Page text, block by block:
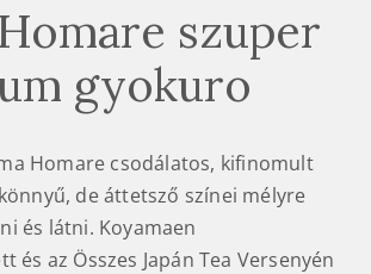
szuper
gyokuro
Homare csodálatos, kifinomult
de áttetsző színei mélyre
és látni. Koyamaen
és az Összes Japán Tea Versenyén